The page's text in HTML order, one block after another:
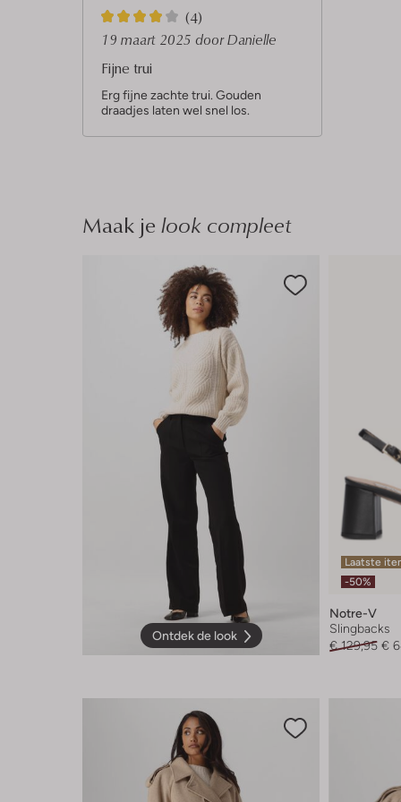
4
S
t
e
r
r
(4)
19 maart 2025 door Danielle
Fijne trui
Erg fijne zachte trui. Gouden
draadjes laten wel snel los.
Maak je look compleet
Ontdek de look
Laatste
-50%
Notre-V
Slingbacks
€ 129,95 €